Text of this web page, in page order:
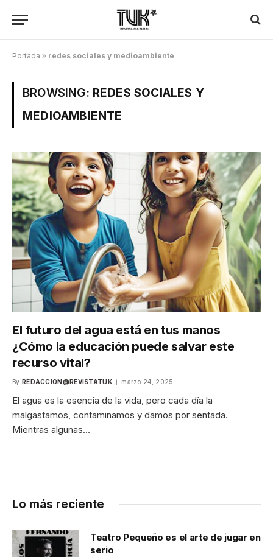
Portada » redes sociales y medioambiente
BROWSING: REDES SOCIALES Y
MEDIOAMBIENTE
El futuro del agua está en tus manos
¿Cómo la educación puede salvar este
recurso vital?
By REDACCION@REVISTATUK marzo 24, 2025
El agua es la esencia de la vida, pero cada día la
malgastamos, contaminamos y damos por sentada.
Mientras algunas…
Lo más reciente
Teatro Pequeño es el arte de jugar en
serio